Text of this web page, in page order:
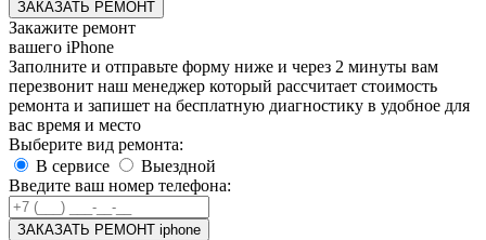
ЗАКАЗАТЬ РЕМОНТ
Закажите ремонт
вашего iPhone
Заполните и отправьте форму ниже и через 2 минуты вам
перезвонит наш менеджер который рассчитает стоимость
ремонта и запишет на бесплатную диагностику в удобное для
вас время и место
Выберите вид ремонта:
В сервисе
Выездной
Введите ваш номер телефона:
ЗАКАЗАТЬ РЕМОНТ iphone